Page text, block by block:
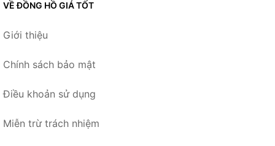
VỀ ĐỒNG HỒ GIÁ TỐT
Giới thiệu
Chính sách bảo mật
Điều khoản sử dụng
Miễn trừ trách nhiệm